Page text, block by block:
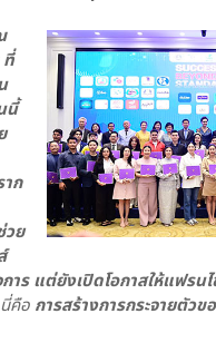
ที่
นี้
ก
วย
าร แต่ยังเปิดโอกาสให้แฟรน
คือ การสร้างการกระจายตัว